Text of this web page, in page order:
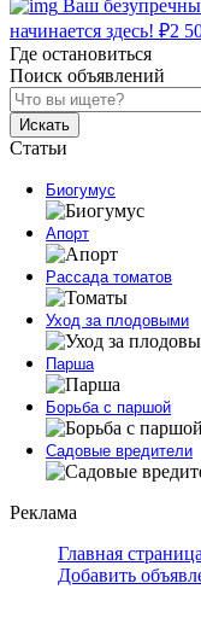
Ваш
начинается здесь! ₽2
Где остановиться
Поиск объявлений
Искать
Статьи
Биогумус
Апорт
Рассада томатов
Уход за плодовыми
Парша
Борьба с паршой
Садовые вредители
Реклама
Главная страница
Добавить